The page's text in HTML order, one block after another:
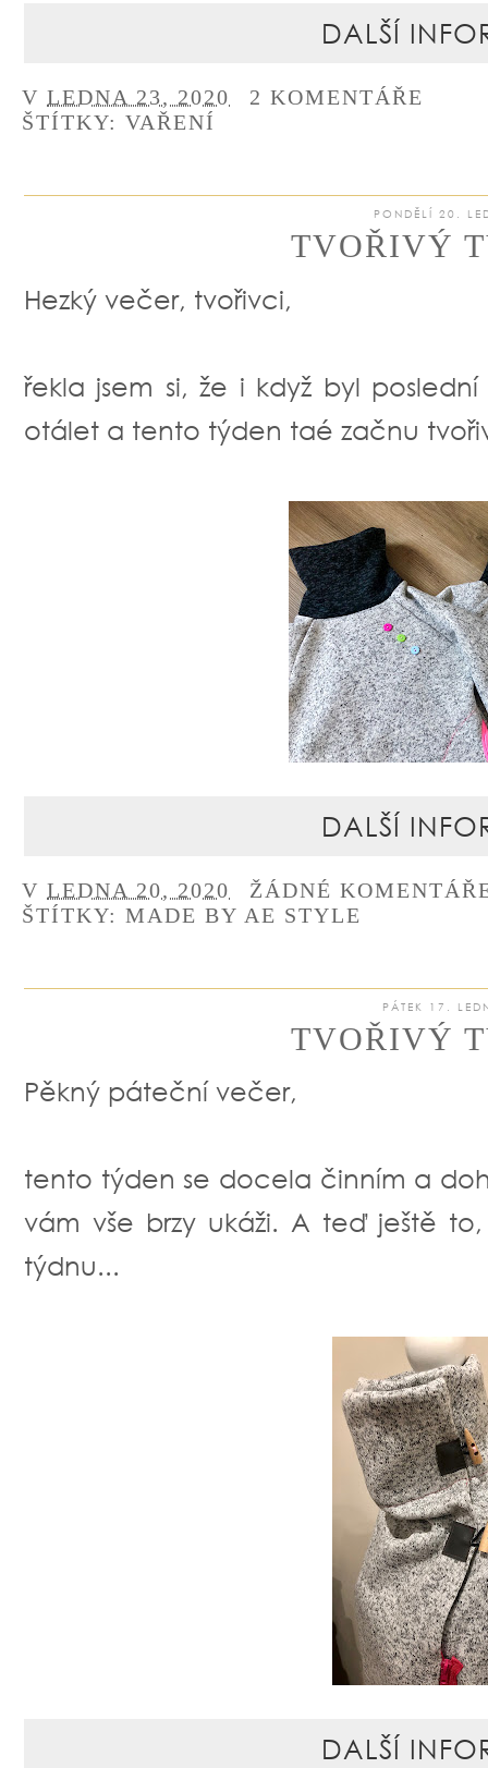
DALŠÍ
V LEDNA 23, 2020
2 KOMENTÁŘE
ŠTÍTKY: VAŘENÍ
PONDĚLÍ 20.
TVOŘIVÝ
Hezký večer, tvořivci,
řekla jsem si, že i když byl
otálet a tento týden taé začnu
DALŠÍ
V LEDNA 20, 2020
ŽÁDNÉ
ŠTÍTKY: MADE BY AE STYLE
PÁTEK 17.
TVOŘIVÝ
Pěkný páteční večer,
tento týden se docela činním a
vám vše brzy ukáži. A teď ještě
týdnu...
DALŠÍ